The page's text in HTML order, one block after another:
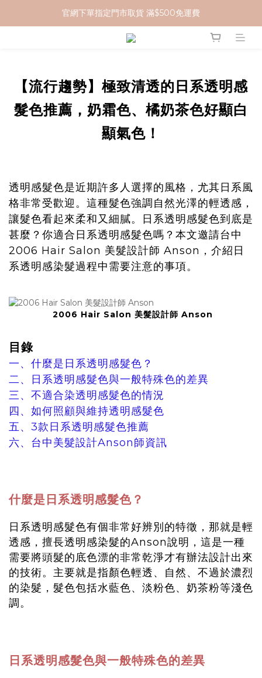
加入 MCG 會員｜即贈 $100 購物金
官網下單指定門市取貨 滿$500免運費
加入 MCG 會員｜即贈 $100 購物金
【流行趨勢】極致清透的日系透明感
髮色推薦，奶霜色、橘奶茶色好顯白
顯氣色！
透明感髮色是近期許多人選擇的風格，尤其日系風
格非常受歡迎。這種髮色強調自然光澤的輕透感，
讓髮色看起來柔和又細膩。日系透明感髮色到底是
甚麼？你適合日系透明感髮色嗎？本文邀請台中
2006 Hair Salon 美髮設計師 Anson，介紹日
系透明感染髮過程中需要注意的事項。
2006 Hair Salon 美髮設計師 Anson
目錄
一、什麼是日系透明感髮色？
二、日系透明感髮色與一般特殊色的差異
三、不適合染透明感髮色的情況
四、如何照顧與維持透明感髮色
五、3款日系透明感髮色推薦
六、台中美髮設計Anson師資訊
什麼是日系透明感髮色？
日系透明感髮色有個非常好辨別的特徵，那就是輕
透感，擅長透明感染髮的Anson說明，這是一種
需要將頭髮的底色漂的非常乾淨才有辦法設計出來
的技術。主要就是指顏色輕透、自然、不過於濃烈
的染髮，髮色包括水藍色、淡粉色、奶茶粉等淺色
調。
日系透明感髮色與一般特殊色的差異